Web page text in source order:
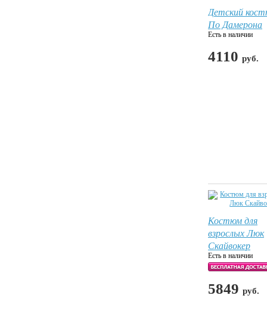
Детский
По Дамерона
Есть в наличии
4110 руб.
Костюм для
взрослых Люк
Скайвокер
Есть в наличии
5849 руб.